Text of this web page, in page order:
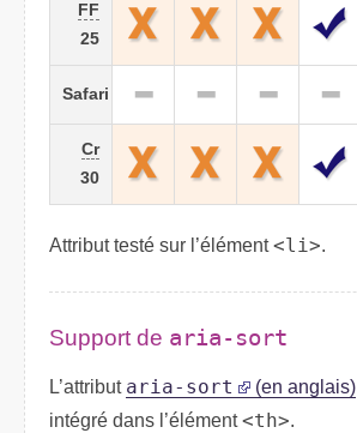
FF
25
Safari
Cr
30
Attribut testé sur l’élément<li>.
Support de aria-sort
L’attribut aria-sort (en anglais)
intégré dans l’élément<th>.